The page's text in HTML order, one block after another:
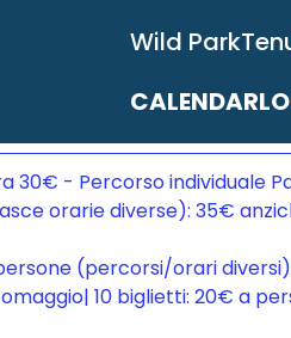
Wild Park
CALENDAR
30€ - Percorso individuale
orarie diverse): 35€
(percorsi/orari
10 biglietti: 20€ a